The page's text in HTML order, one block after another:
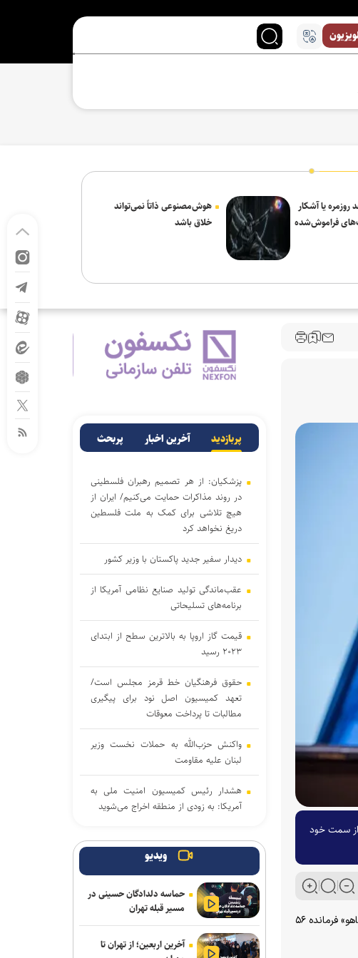
روزمره یا آشکار
فراموش‌شده
هوش‌مصنوعی ذاتاً نمی‌تواند
خلاق باشد
از سمت خود
به گزارش خبرگزاری آنا، روزنامه واشنگتن اگزماینر به نقل از یک مقام پنتاگون که نخواست نامش فاش شود، گزارش داد «کریس دوناهو» فرمانده ۵۶
پربازدید آخرین اخبار پربحث
پزشکیان: از هر تصمیم رهبران فلسطینی
در روند مذاکرات حمایت می‌کنیم/ ایران از
هیچ تلاشی برای کمک به ملت فلسطین
دریغ نخواهد کرد
دیدار سفیر جدید پاکستان با وزیر کشور
عقب‌ماندگی تولید صنایع نظامی آمریکا از
برنامه‌های تسلیحاتی
قیمت گاز اروپا به بالاترین سطح از ابتدای
۲۰۲۳ رسید
حقوق فرهنگیان خط قرمز مجلس است/
تعهد کمیسیون اصل نود برای پیگیری
مطالبات تا پرداخت معوقات
واکنش حزب‌الله به حملات نخست‌ وزیر
لبنان علیه مقاومت
هشدار رئیس کمیسیون امنیت ملی به
آمریکا: به زودی از منطقه اخراج می‌شوید
پیروزی نامزد حامی فلسطین در انتخابات
مقدماتی دموکرات‌ها برای سنا
دموکرات‌های کنگره آمریکا آمار تلفات جنگ
با ایران را زیر سؤال بردند
جنگ رمضان و تولد نظم منطقه ای ایران
ویدیو
حماسه دلدادگان حسینی در
مسیر قبله تهران
آخرین اربعین؛ از تهران تا